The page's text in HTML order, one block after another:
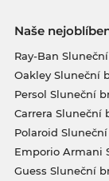
Naše
Ray-Ban
Oakley Sluneční
Persol Sluneční
Carrera Sluneční
Polaroid
Emporio Armani
Guess Sluneční